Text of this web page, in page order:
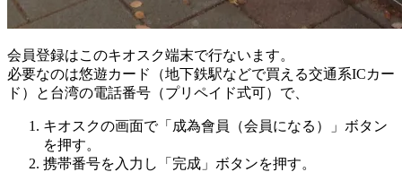
会員登録はこのキオスク端末で行ないます。
必要なのは悠遊カード（地下鉄駅などで買える交通系ICカー
ド）と台湾の電話番号（プリペイド式可）で、
キオスクの画面で「成為會員（会員になる）」ボタン
を押す。
携帯番号を入力し「完成」ボタンを押す。